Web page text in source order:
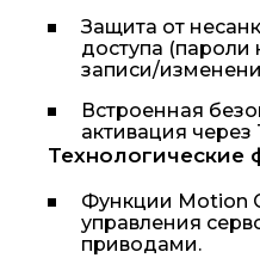
Защита от
доступа (пароли
записи/
Встроенная
активация через
Технологические
Функции Motion
управления
приводами.